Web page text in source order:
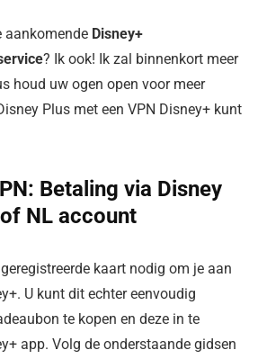
aankomende Disney+
? Ik ook! Ik zal binnenkort meer
houd uw ogen open voor meer
Plus met een VPN Disney+ kunt
Betaling via Disney
NL account
kaart nodig om je aan
U kunt dit echter eenvoudig
te kopen en deze in te
app. Volg de onderstaande gidsen